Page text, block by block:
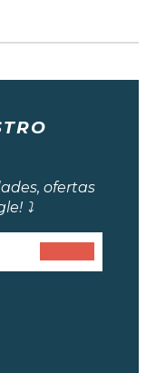
ofertas
⤵️